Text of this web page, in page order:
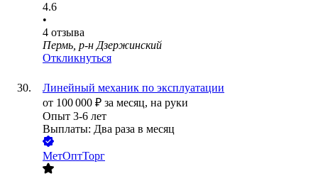
4.6
•
4 отзыва
Пермь, р-н Дзержинский
Откликнуться
Линейный механик по эксплуатации
от 100 000 ₽ за месяц, на руки
Опыт 3-6 лет
Выплаты: Два раза в месяц
МетОптТорг